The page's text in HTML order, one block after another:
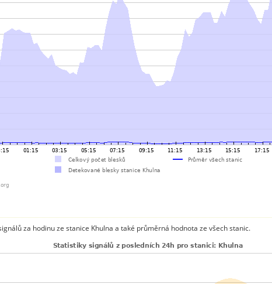
za hodinu ze stanice Khulna a také průměrná hodnota ze všech stanic.